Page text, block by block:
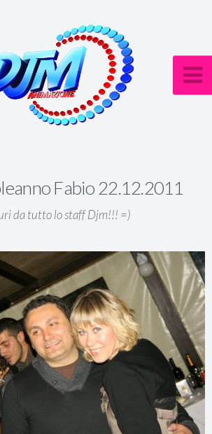
Fabio 22.12.2011
da tutto lo staff Djm!!! =)